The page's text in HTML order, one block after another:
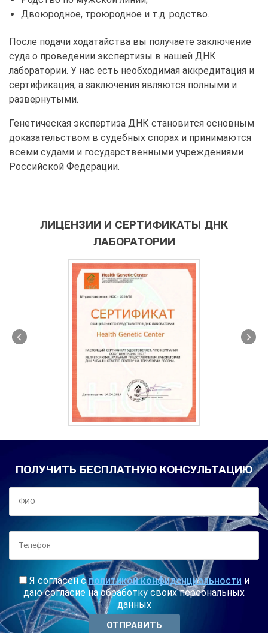
Двоюродное, троюродное и т.д. родство.
После подачи ходатайства вы получаете заключение
суда о проведении экспертизы в нашей ДНК
лаборатории. У нас есть необходимая аккредитация и
сертификация, а заключения являются полными и
развернутыми.
Генетическая экспертиза ДНК становится основным
доказательством в судебных спорах и принимаются
всеми судами и государственными учреждениями
Российской Федерации.
ЛИЦЕНЗИИ И СЕРТИФИКАТЫ ДНК
ЛАБОРАТОРИИ
ПОЛУЧИТЬ БЕСПЛАТНУЮ КОНСУЛЬТАЦИЮ
Я согласен сполитикой конфиденциальности и
даю согласие на обработку своих персональных
данных